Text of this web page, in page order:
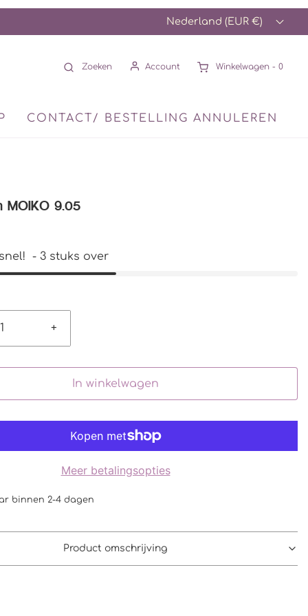
Nederland (EUR €)
Zoeken Account Winkelwagen - 0
CONTACT/ BESTELLING ANNULEREN
MOIKO 9.05
- 3 stuks over
+
In winkelwagen
Meer betalingsopties
binnen 2-4 dagen
Product omschrijving